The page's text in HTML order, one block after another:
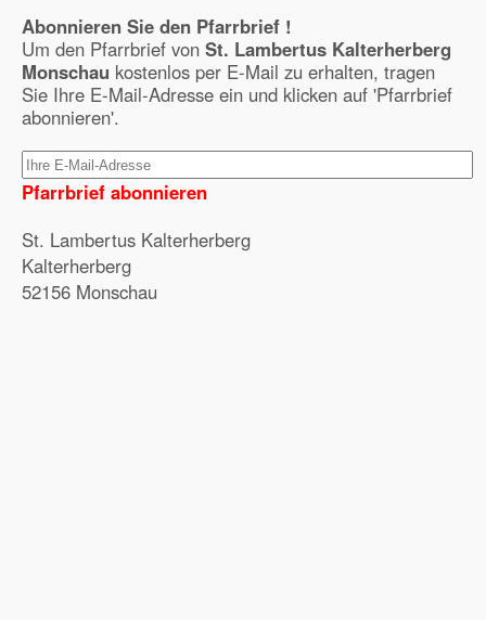
Abonnieren Sie den Pfarrbrief !
Um den Pfarrbrief von St. Lambertus Kalterherberg
Monschau kostenlos per E-Mail zu erhalten, tragen
Sie Ihre E-Mail-Adresse ein und klicken auf 'Pfarrbrief
abonnieren'.
Pfarrbrief abonnieren
St. Lambertus Kalterherberg
Kalterherberg
52156 Monschau